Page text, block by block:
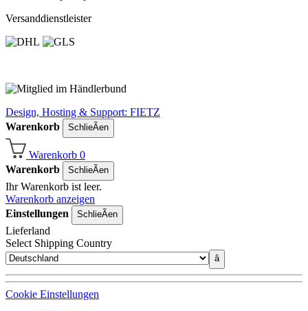
Versanddienstleister
Design, Hosting & Support: FIETZ
Warenkorb
SchlieÃen
Warenkorb 0
Warenkorb
SchlieÃen
Ihr Warenkorb ist leer.
Warenkorb anzeigen
Einstellungen
SchlieÃen
Lieferland
Select Shipping Country
â
Cookie Einstellungen